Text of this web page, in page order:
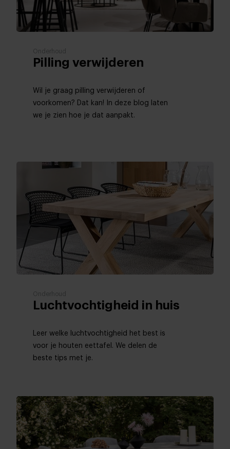
Onderhoud
Pilling verwijderen
Wil je graag pilling verwijderen of
voorkomen? Dat kan! In deze blog laten
we je zien hoe je dat aanpakt.
Onderhoud
Luchtvochtigheid in huis
Leer welke luchtvochtigheid het best is
voor je houten eettafel. We delen de
beste tips met je.